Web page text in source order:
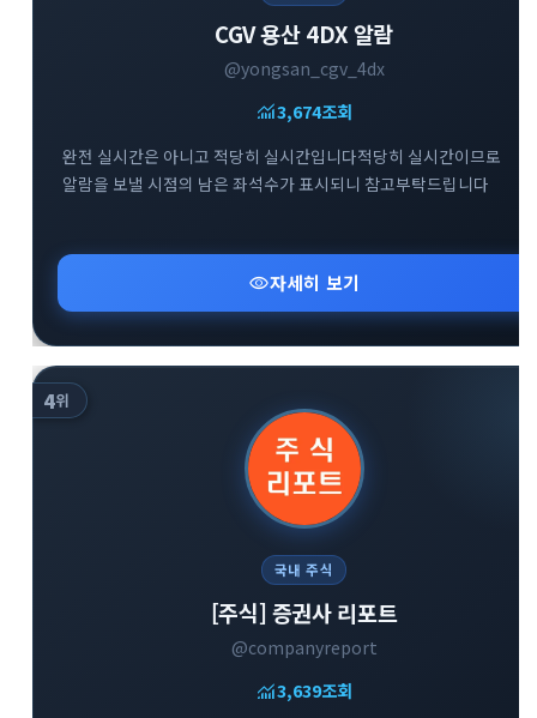
CGV 용산 4DX 알람
@yongsan_cgv_4dx
monitoring3,674조회
완전 실시간은 아니고 적당히 실시간입니다적당히 실시간이므로
알람을 보낼 시점의 남은 좌석수가 표시되니 참고부탁드립니다
visibility자세히 보기
4위
국내 주식
[주식] 증권사 리포트
@companyreport
monitoring3,639조회